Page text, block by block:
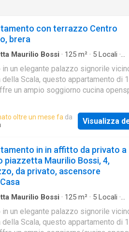
con terrazzo Centro
brera
Maurilio Bossi · 125 m² · 5 Locali ·
·Parcheggio auto
in un elegante palazzo signorile
della Scala, questo appartamento di
un ampio soggiorno cucina
da letto, 2 spazi che possono
ufficio, 1 bagno. L'immobile,
in ristrutturazione, si trova al
e luminoso, ideale per
che desiderano vivere in una
di Milano. Possibilità di box auto ed
cantina in aggiunta al canone. La
permette di raggiungere facilmente
negozi e ristoranti nelle immediate
garantendo comodità e qualità di
viene consegnato vuoto,
oltre un mese fa da
Visualizza
in in affitto da privato a
piazzetta Maurilio Bossi, 4,
da privato, ascensore
Maurilio Bossi · 125 m² · 5 Locali ·
·Parcheggio auto
in un elegante palazzo signorile
della Scala, questo appartamento di